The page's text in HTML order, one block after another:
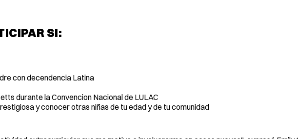
SI:
con decendencia Latina
durante la Convencion Nacional de LULAC
y conocer otras niñas de tu edad y de tu comunidad